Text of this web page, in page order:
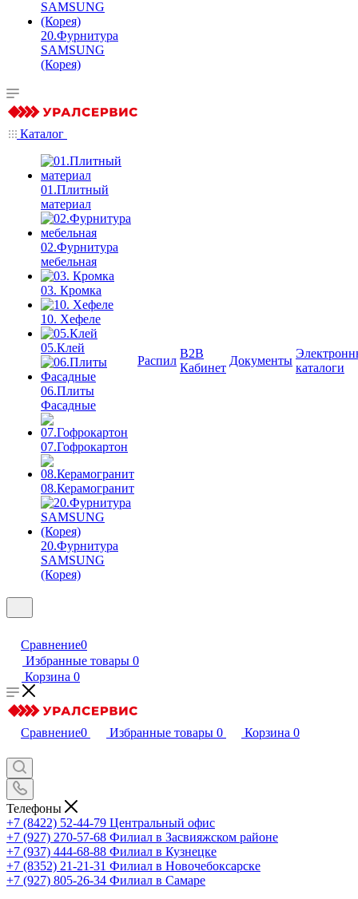
20.Фурнитура
SAMSUNG
(Корея)
Каталог
01.Плитный
материал
02.Фурнитура
мебельная
03. Кромка
10. Хефеле
05.Клей
06.Плиты
Фасадные
07.Гофрокартон
08.Керамогранит
20.Фурнитура
SAMSUNG
(Корея)
Распил
B2B
Кабинет
Документы
каталоги
Сравнение0
Избранные товары 0
Корзина 0
Сравнение0 Избранные товары 0 Корзина 0
Телефоны
+7 (8422) 52-44-79 Центральный офис
+7 (927) 270-57-68 Филиал в Засвияжском районе
+7 (937) 444-68-88 Филиал в Кузнецке
+7 (8352) 21-21-31 Филиал в Новочебоксарске
+7 (927) 805-26-34 Филиал в Самаре